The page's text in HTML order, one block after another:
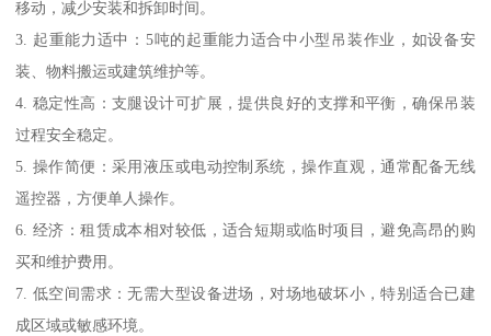
移动，减少安装和拆卸时间。
3. 起重能力适中：5吨的起重能力适合中小型吊装作业，如设备安
装、物料搬运或建筑维护等。
4. 稳定性高：支腿设计可扩展，提供良好的支撑和平衡，确保吊装
过程安全稳定。
5. 操作简便：采用液压或电动控制系统，操作直观，通常配备无线
遥控器，方便单人操作。
6. 经济：租赁成本相对较低，适合短期或临时项目，避免高昂的购
买和维护费用。
7. 低空间需求：无需大型设备进场，对场地破坏小，特别适合已建
成区域或敏感环境。